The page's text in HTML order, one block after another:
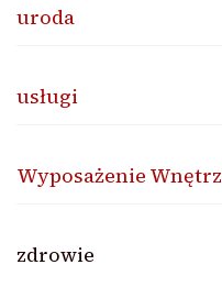
uroda
usługi
Wyposażenie Wnętrz
zdrowie